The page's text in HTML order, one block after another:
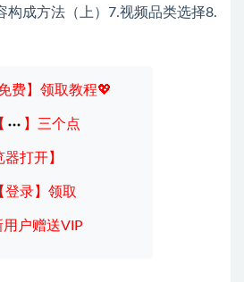
构成方法（上）7.视频品类选择8.
费】领取教程💖
】三个点
打开】
【登录】领取
用户赠送VIP